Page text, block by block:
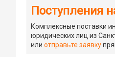
Поступления
Комплексные поставки
юридических лиц из
илиотправьте заявку